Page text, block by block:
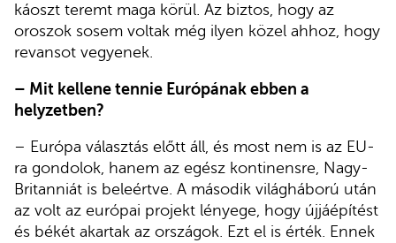
káoszt teremt maga körül. Az biztos, hogy az
oroszok sosem voltak még ilyen közel ahhoz, hogy
revansot vegyenek.
– Mit kellene tennie Európának ebben a
helyzetben?
– Európa választás előtt áll, és most nem is az EU-
ra gondolok, hanem az egész kontinensre, Nagy-
Britanniát is beleértve. A második világháború után
az volt az európai projekt lényege, hogy újjáépítést
és békét akartak az országok. Ezt el is érték. Ennek